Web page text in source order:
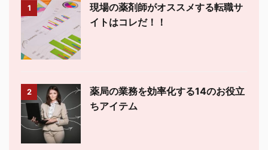
1
現場の薬剤師がオススメする転職サ
イトはコレだ！！
2
薬局の業務を効率化する14のお役立
ちアイテム